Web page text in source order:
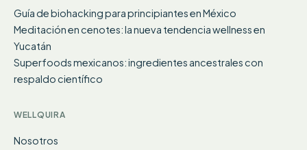
Guía de biohacking para principiantes en México
Meditación en cenotes: la nueva tendencia wellness en
Yucatán
Superfoods mexicanos: ingredientes ancestrales con
respaldo científico
WELLQUIRA
Nosotros